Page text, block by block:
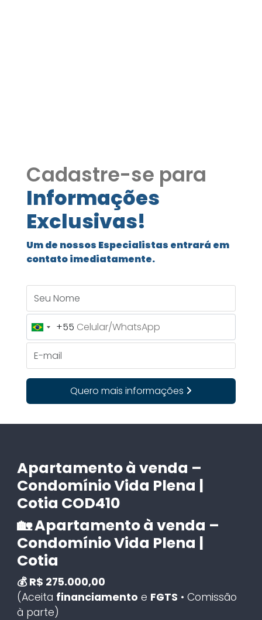
Cadastre-se para
Informações
Exclusivas!
Um de nossos Especialistas entrará em
contato imediatamente.
Brazil
+55
+55
Quero mais informações
Apartamento à venda –
Condomínio Vida Plena |
Cotia COD410
🏡 Apartamento à venda –
Condomínio Vida Plena |
Cotia
💰 R$ 275.000,00
(Aceita financiamento e FGTS • Comissão
à parte)